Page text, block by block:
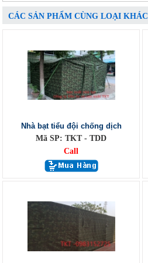
CÁC SẢN PHẨM CÙNG LOẠI KHÁC
Nhà bạt tiểu đội chống dịch
Mã SP: TKT - TDD
Call